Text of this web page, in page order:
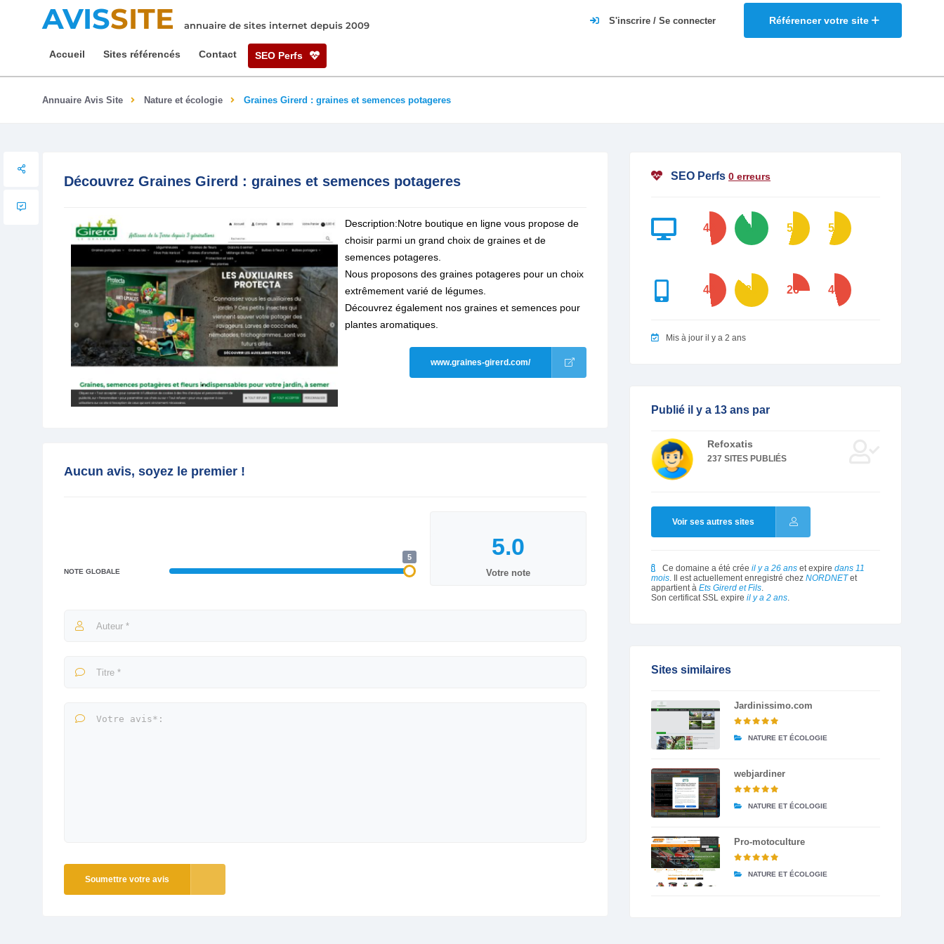
AVISSITE annuaire de sites internet depuis 2009 Référencer votre site
S'inscrire / Se connecter
Accueil Sites référencés Contact SEO Perfs
Annuaire Avis Site Nature et écologie Graines Girerd : graines et semences potageres
Découvrez Graines Girerd : graines et semences potageres
Description:Notre boutique en ligne vous propose de
choisir parmi un grand choix de graines et de
semences potageres.
Nous proposons des graines potageres pour un choix
extrêmement varié de légumes.
Découvrez également nos graines et semences pour
plantes aromatiques.
www.graines-girerd.com/
Aucun avis, soyez le premier !
NOTE GLOBALE
5
Votre note
Soumettre votre avis
SEO Perfs 0 erreurs
48 91 54 55
48 86 26 46
Mis à jour il y a 2 ans
Publié il y a 13 ans par
Refoxatis
237 SITES PUBLIÉS
Voir ses autres sites
Ce domaine a été crée il y a 26 ans et expire dans 11
mois. Il est actuellement enregistré chez NORDNETet
appartient à Ets Girerd et Fils.
Son certificat SSL expire il y a 2 ans.
Sites similaires
Jardinissimo.com
NATURE ET ÉCOLOGIE
webjardiner
NATURE ET ÉCOLOGIE
Pro-motoculture
NATURE ET ÉCOLOGIE